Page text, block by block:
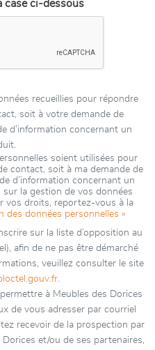
case ci-dessous
recueillies pour répondre
soit à votre demande de
d’information concernant un
soient utilisées pour
contact, soit à ma demande de
d’information concernant un
la gestion de vos données
vos droits, reportez-vous à la
des données personnelles »
sur la liste d’opposition au
afin de ne pas être démarché
veuillez consulter le site
.
à Meubles des Dorices
de vous adresser par courriel
recevoir de la prospection par
et/ou de ses partenaires,